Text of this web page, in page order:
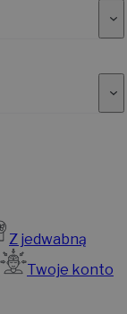
Z jedwabną
Twoje konto